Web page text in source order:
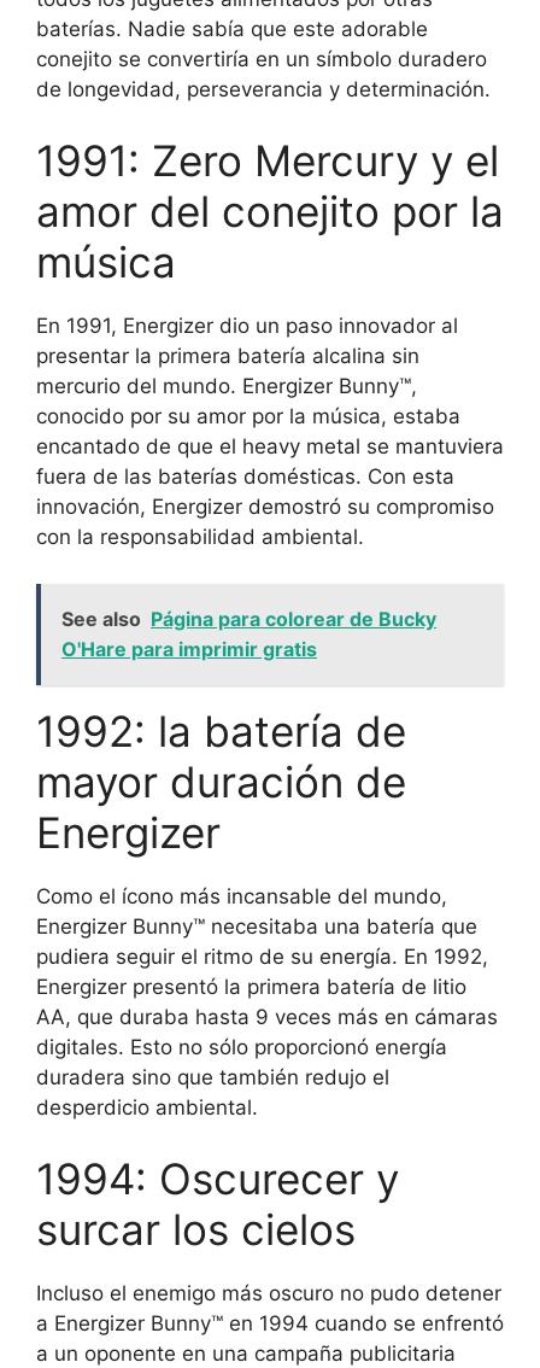
baterías. Nadie sabía que este adorable
conejito se convertiría en un símbolo duradero
de longevidad, perseverancia y determinación.
1991: Zero Mercury y el
amor del conejito por la
música
En 1991, Energizer dio un paso innovador al
presentar la primera batería alcalina sin
mercurio del mundo. Energizer Bunny™,
conocido por su amor por la música, estaba
encantado de que el heavy metal se mantuviera
fuera de las baterías domésticas. Con esta
innovación, Energizer demostró su compromiso
con la responsabilidad ambiental.
See also Página para colorear de Bucky
O'Hare para imprimir gratis
1992: la batería de
mayor duración de
Energizer
Como el ícono más incansable del mundo,
Energizer Bunny™ necesitaba una batería que
pudiera seguir el ritmo de su energía. En 1992,
Energizer presentó la primera batería de litio
AA, que duraba hasta 9 veces más en cámaras
digitales. Esto no sólo proporcionó energía
duradera sino que también redujo el
desperdicio ambiental.
1994: Oscurecer y
surcar los cielos
Incluso el enemigo más oscuro no pudo detener
a Energizer Bunny™ en 1994 cuando se enfrentó
a un oponente en una campaña publicitaria